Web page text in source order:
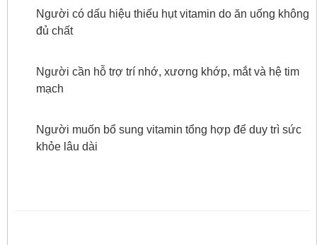
Người có dấu hiệu thiếu hụt vitamin do ăn uống không
đủ chất
Người cần hỗ trợ trí nhớ, xương khớp, mắt và hệ tim
mạch
Người muốn bổ sung vitamin tổng hợp để duy trì sức
khỏe lâu dài